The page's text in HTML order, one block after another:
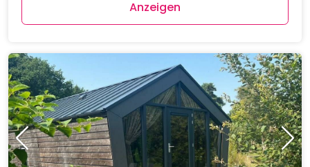
Anzeigen